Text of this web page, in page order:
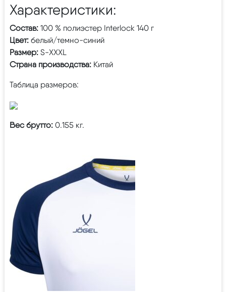
Характеристики:
Состав: 100 % полиэстер Interlock 140 г
Цвет: белый/темно-синий
Размер: S-XXXL
Страна производства: Китай
Таблица размеров:
Вес брутто: 0.155 кг.